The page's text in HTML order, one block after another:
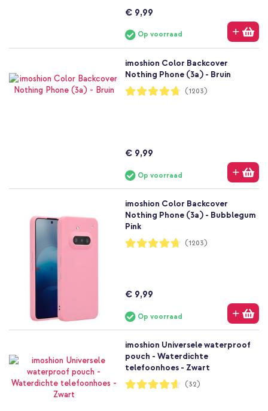
€ 9,99
Op voorraad
imoshion Color Backcover
Nothing Phone (3a) - Bruin
Waardering:
94%
(1203)
€ 9,99
Op voorraad
imoshion Color Backcover
Nothing Phone (3a) - Bubblegum
Pink
Waardering:
94%
(1203)
€ 9,99
Op voorraad
imoshion Universele waterproof
pouch - Waterdichte
telefoonhoes - Zwart
Waardering:
92%
(32)